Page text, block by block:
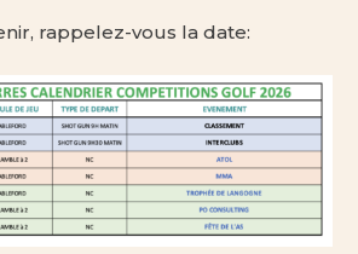
rappelez-vous la date: